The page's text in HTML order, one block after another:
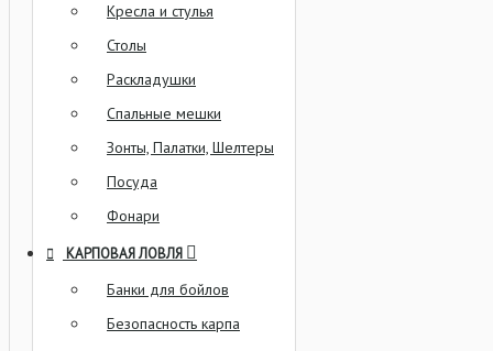
Кресла и стулья
Столы
Раскладушки
Спальные мешки
Зонты, Палатки, Шелтеры
Посуда
Фонари
КАРПОВАЯ ЛОВЛЯ
Банки для бойлов
Безопасность карпа